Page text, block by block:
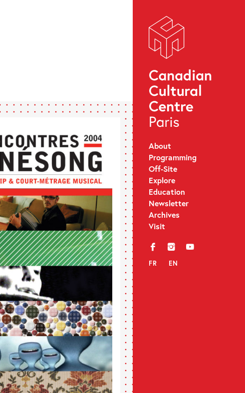
About
Programming
Off-Site
Explore
Education
Newsletter
Archives
Visit
f i y
FR EN